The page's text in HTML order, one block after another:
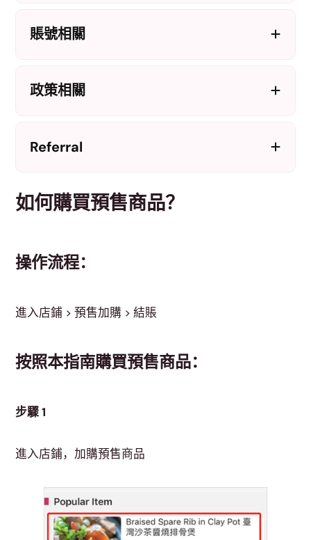
賬號相關
政策相關
Referral
如何購買預售商品？
操作流程：
進入店鋪 > 預售加購 > 結賬
按照本指南購買預售商品：
步驟 1
進入店鋪，加購預售商品